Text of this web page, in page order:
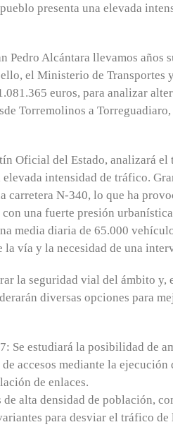
presenta una elevada
Pedro Alcántara llevamos años
el Ministerio de Transportes
euros, para analizar
Torremolinos a
Oficial del Estado, analizará
intensidad de tráfico.
carretera N-340, lo que ha
con una fuerte presión
media diaria de 65.000
vía y la necesidad de una
la seguridad vial del ámbito y,
diversas opciones para
Se estudiará la posibilidad de
accesos mediante la ejecución
de enlaces.
alta densidad de población,
para desviar el tráfico de